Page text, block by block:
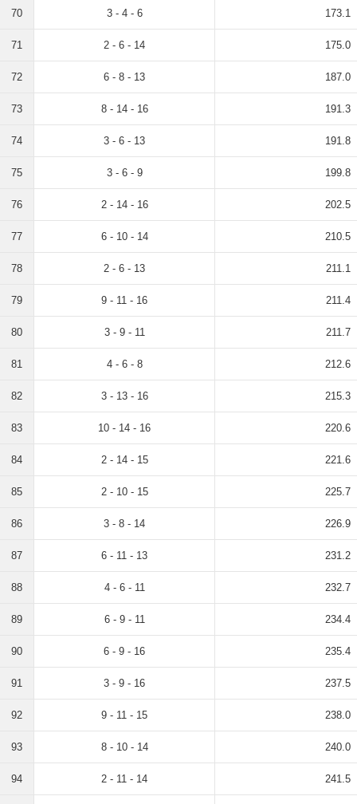
70 3 - 4 - 6 173.1
71 2 - 6 - 14 175.0
72 6 - 8 - 13 187.0
73 8 - 14 - 16 191.3
74 3 - 6 - 13 191.8
75 3 - 6 - 9 199.8
76 2 - 14 - 16 202.5
77 6 - 10 - 14 210.5
78 2 - 6 - 13 211.1
79 9 - 11 - 16 211.4
80 3 - 9 - 11 211.7
81 4 - 6 - 8 212.6
82 3 - 13 - 16 215.3
83 10 - 14 - 16 220.6
84 2 - 14 - 15 221.6
85 2 - 10 - 15 225.7
86 3 - 8 - 14 226.9
87 6 - 11 - 13 231.2
88 4 - 6 - 11 232.7
89 6 - 9 - 11 234.4
90 6 - 9 - 16 235.4
91 3 - 9 - 16 237.5
92 9 - 11 - 15 238.0
93 8 - 10 - 14 240.0
94 2 - 11 - 14 241.5